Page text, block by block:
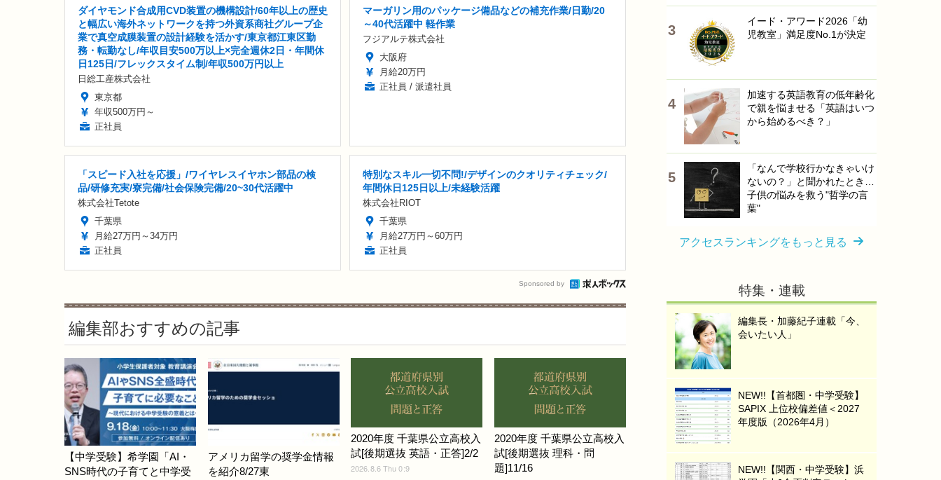
ダイヤモンド合成用CVD装置の機構設計/60年以上の歴史
と幅広い海外ネットワークを持つ外資系商社グループ企
業で真空成膜装置の設計経験を活かす/東京都江東区勤
務・転勤なし/年収目安500万以上×完全週休2日・年間休
日125日/フレックスタイム制/年収500万円以上
日総工産株式会社
東京都
年収500万円～
正社員
マーガリン用のパッケージ備品などの補充作業/日勤/20
～40代活躍中 軽作業
フジアルテ株式会社
大阪府
月給20万円
正社員 / 派遣社員
「スピード入社を応援」/ワイヤレスイヤホン部品の検
品/研修充実/寮完備/社会保険完備/20~30代活躍中
株式会社Tetote
千葉県
月給27万円～34万円
正社員
特別なスキル一切不問!/デザインのクオリティチェック/
年間休日125日以上/未経験活躍
株式会社RIOT
千葉県
月給27万円～60万円
正社員
Sponsored by
編集部おすすめの記事
【中学受験】希学園「AI・
SNS時代の子育てと中学受
アメリカ留学の奨学金情報
を紹介8/27東
2020年度 千葉県公立高校入
試[後期選抜 英語・正答]2/2
2026.8.6 Thu 0:9
2020年度 千葉県公立高校入
試[後期選抜 理科・問
題]11/16
イード・アワード2026「幼
児教室」満足度No.1が決定
加速する英語教育の低年齢化
で親を悩ませる「英語はいつ
から始めるべき？」
「なんで学校行かなきゃいけ
ないの？」と聞かれたとき…
子供の悩みを救う"哲学の言
葉"
アクセスランキングをもっと見る
特集・連載
編集長・加藤紀子連載「今、
会いたい人」
NEW!!【首都圏・中学受験】
SAPIX 上位校偏差値＜2027
年度版（2026年4月）
NEW!!【関西・中学受験】浜